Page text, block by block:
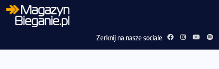
Zerknij na nasze sociale